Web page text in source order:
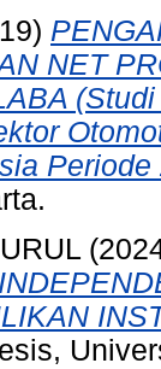
NET
Periode